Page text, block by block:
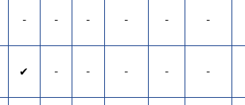
- - - - - -
✔ - - - - -